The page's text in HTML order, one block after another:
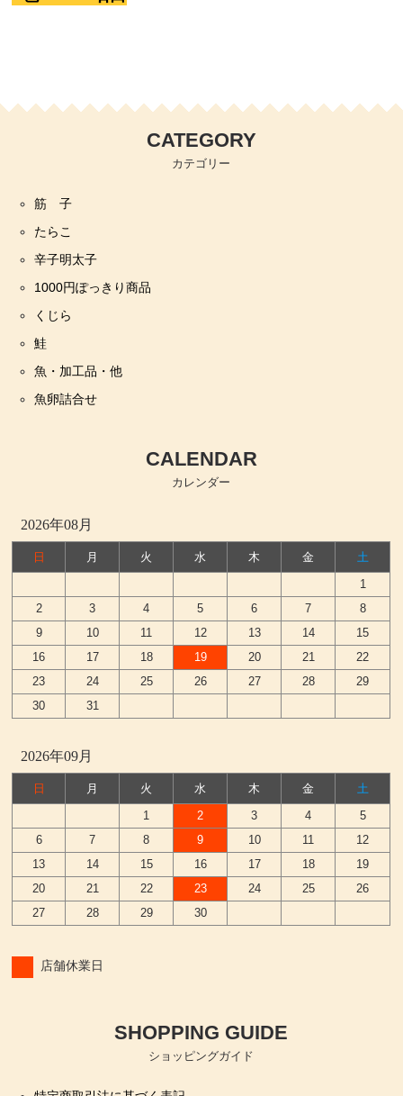
CATEGORY
カテゴリー
筋 子
たらこ
辛子明太子
1000円ぽっきり商品
くじら
鮭
魚・加工品・他
魚卵詰合せ
CALENDAR
カレンダー
2026年08月
日 月 火 水 木 金
土
1
2
3 4 5 6 7
8
9
10 11 12 13 14
15
16
17 18 19 20 21
22
23
24 25 26 27 28
29
30
31
2026年09月
日 月 火 水 木 金
土
1
2 3 4
5
6
7 8 9 10 11
12
13
14 15 16 17 18
19
20
21 22 23 24 25
26
27
28 29 30
店舗休業日
SHOPPING GUIDE
ショッピングガイド